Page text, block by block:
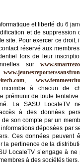
et liberté du 6
et de suppression
site. Pour exercer ce droit,
réservé aux
lors de leur
sur
à chacun de
prémunir de toute tentative
La SASU LocaleTV
à des données
son compte par un
déposées par
Ces données peuvent
la pertinence de la
LocaleTV s’engage à
à des sociétés tiers.